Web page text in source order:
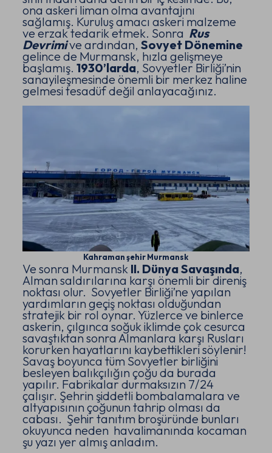
ona askeri liman olma avantajını
sağlamış. Kuruluş amacı askeri malzeme
ve erzak tedarik etmek. Sonra Rus
Devrimive ardından, Sovyet Dönemine
gelince de Murmansk, hızla gelişmeye
başlamış. 1930’larda, Sovyetler Birliği’nin
sanayileşmesinde önemli bir merkez haline
gelmesi tesadüf değil anlayacağınız.
Kahraman şehir Murmansk
Ve sonra Murmansk II. Dünya Savaşında,
Alman saldırılarına karşı önemli bir direniş
noktası olur. Sovyetler Birliği’ne yapılan
yardımların geçiş noktası olduğundan
stratejik bir rol oynar. Yüzlerce ve binlerce
askerin, çılgınca soğuk iklimde çok cesurca
savaştıktan sonra Almanlara karşı Rusları
korurken hayatlarını kaybettikleri söylenir!
Savaş boyunca tüm Sovyetler birliğini
besleyen balıkçılığın çoğu da burada
yapılır. Fabrikalar durmaksızın 7/24
çalışır. Şehrin şiddetli bombalamalara ve
altyapısının çoğunun tahrip olması da
cabası. Şehir tanıtım broşüründe bunları
okuyunca neden havalimanında kocaman
şu yazı yer almış anladım.